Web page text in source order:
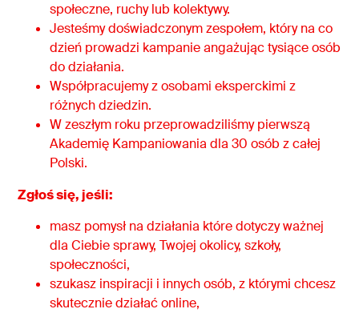
społeczne, ruchy lub kolektywy.
Jesteśmy doświadczonym zespołem, który na co
dzień prowadzi kampanie angażując tysiące osób
do działania.
Współpracujemy z osobami eksperckimi z
różnych dziedzin.
W zeszłym roku przeprowadziliśmy pierwszą
Akademię Kampaniowania dla 30 osób z całej
Polski.
Zgłoś się, jeśli:
masz pomysł na działania które dotyczy ważnej
dla Ciebie sprawy, Twojej okolicy, szkoły,
społeczności,
szukasz inspiracji i innych osób, z którymi chcesz
skutecznie działać online,